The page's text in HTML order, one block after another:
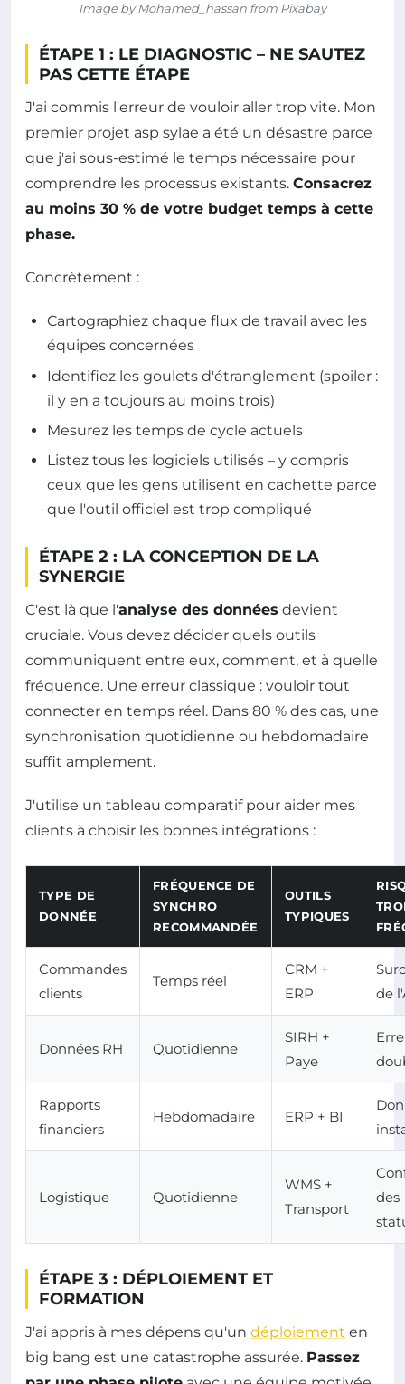
Image by Mohamed_hassan from Pixabay
ÉTAPE 1 : LE DIAGNOSTIC – NE SAUTEZ
PAS CETTE ÉTAPE
J'ai commis l'erreur de vouloir aller trop vite. Mon
premier projet asp sylae a été un désastre parce
que j'ai sous-estimé le temps nécessaire pour
comprendre les processus existants. Consacrez
au moins 30 % de votre budget temps à cette
phase.
Concrètement :
Cartographiez chaque flux de travail avec les
équipes concernées
Identifiez les goulets d'étranglement (spoiler :
il y en a toujours au moins trois)
Mesurez les temps de cycle actuels
Listez tous les logiciels utilisés – y compris
ceux que les gens utilisent en cachette parce
que l'outil officiel est trop compliqué
ÉTAPE 2 : LA CONCEPTION DE LA
SYNERGIE
C'est là que l'analyse des données devient
cruciale. Vous devez décider quels outils
communiquent entre eux, comment, et à quelle
fréquence. Une erreur classique : vouloir tout
connecter en temps réel. Dans 80 % des cas, une
synchronisation quotidienne ou hebdomadaire
suffit amplement.
J'utilise un tableau comparatif pour aider mes
clients à choisir les bonnes intégrations :
TYPE DE
DONNÉE
FRÉQUENCE DE
SYNCHRO
RECOMMANDÉE
OUTILS
TYPIQUES
Commandes
clients
Temps réel
CRM +
ERP
de
Données RH Quotidienne
SIRH +
Paye
Rapports
financiers
Hebdomadaire ERP + BI
Logistique Quotidienne
WMS +
Transport
des
ÉTAPE 3 : DÉPLOIEMENT ET
FORMATION
J'ai appris à mes dépens qu'un déploiement en
big bang est une catastrophe assurée. Passez